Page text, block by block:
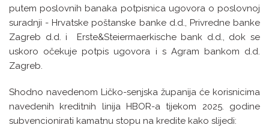
putem poslovnih banaka potpisnica ugovora o poslovnoj
suradnji - Hrvatske poštanske banke d.d., Privredne banke
Zagreb d.d. i Erste&Steiermaerkische bank d.d., dok se
uskoro očekuje potpis ugovora i s Agram bankom d.d.
Zagreb.
Shodno navedenom Ličko-senjska županija će korisnicima
navedenih kreditnih linija HBOR-a tijekom 2025. godine
subvencionirati kamatnu stopu na kredite kako slijedi: